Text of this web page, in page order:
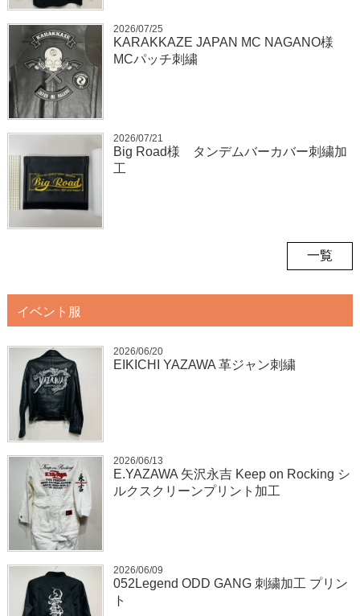
2026/07/25
KARAKKAZE JAPAN MC NAGANO様
MCパッチ刺繍
2026/07/21
Big Road様 タンデムバーカバー刺繍加
工
一覧
イベント服
2026/06/20
EIKICHI YAZAWA 革ジャン刺繍
2026/06/13
E.YAZAWA 矢沢永吉 Keep on Rocking シ
ルクスクリーンプリント加工
2026/06/09
052Legend ODD GANG 刺繍加工 プリン
ト